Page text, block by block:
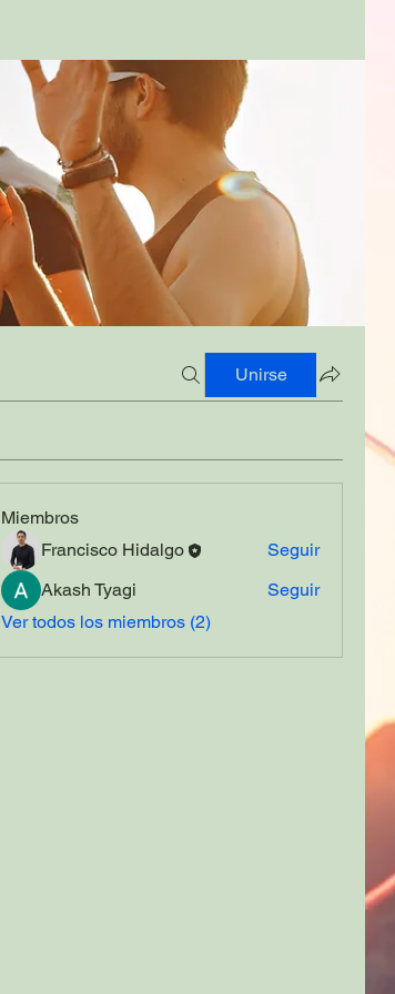
Unirse
Miembros
Francisco Hidalgo
Seguir
Akash Tyagi
Seguir
Ver todos los miembros (2)